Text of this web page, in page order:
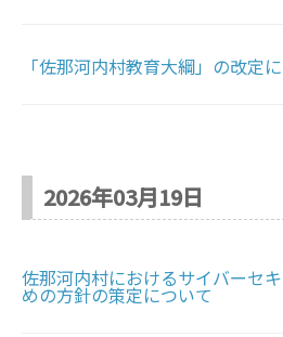
「佐那河内村教育大綱」の改定
2026年03月19日
佐那河内村におけるサイバーセ
めの方針の策定について